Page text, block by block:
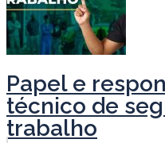
Papel e
técnico de
trabalho